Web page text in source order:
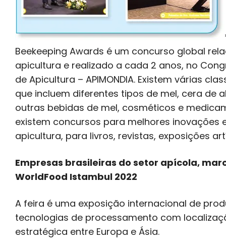
Beekeeping Awards é um concurso global
apicultura e realizado a cada 2 anos, no
de Apicultura – APIMONDIA. Existem várias
que incluem diferentes tipos de mel, cera de
outras bebidas de mel, cosméticos e
existem concursos para melhores inovações
apicultura, para livros, revistas, exposições
Empresas brasileiras do setor apícola,
WorldFood Istambul 2022
A feira é uma exposição internacional de
tecnologias de processamento com
estratégica entre Europa e Ásia.